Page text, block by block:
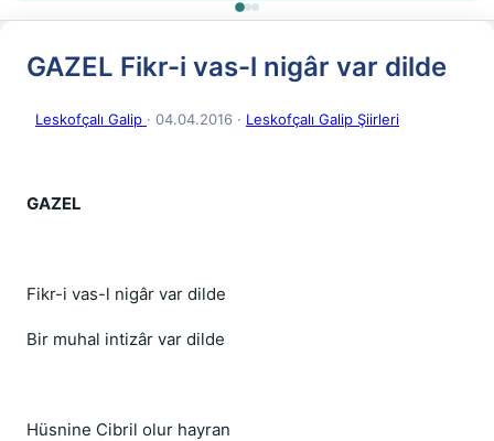
GAZEL Fikr-i vas-l nigâr var dilde
Leskofçalı Galip · 04.04.2016 · Leskofçalı Galip Şiirleri
GAZEL
Fikr-i vas-l nigâr var dilde
Bir muhal intizâr var dilde
Hüsnine Cibril olur hayran